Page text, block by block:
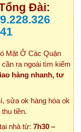
Đài:
Mặt Ở Các Quận
ra ngoài tìm kiếm
hàng nhanh, tư
sửa ok hàng hóa ok
tiền.
nhà từ: 7h30 –